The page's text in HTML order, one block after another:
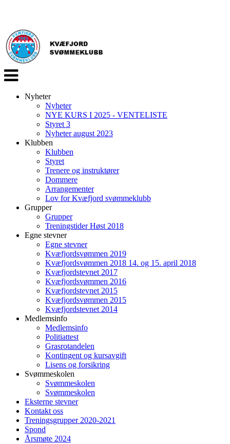
Veksle
navigasjon
Nyheter
Nyheter
NYE KURS I 2025 - VENTELISTE
Styret 3
Nyheter august 2023
Klubben
Klubben
Styret
Trenere og instruktører
Dommere
Arrangementer
Lov for Kvæfjord svømmeklubb
Grupper
Grupper
Treningstider Høst 2018
Egne stevner
Egne stevner
Kvæfjordsvømmen 2019
Kvæfjordsvømmen 2018 14. og 15. april 2018
Kvæfjordstevnet 2017
Kvæfjordsvømmen 2016
Kvæfjordstevnet 2015
Kvæfjordsvømmen 2015
Kvæfjordstevnet 2014
Medlemsinfo
Medlemsinfo
Politiattest
Grasrotandelen
Kontingent og kursavgift
Lisens og forsikring
Svømmeskolen
Svømmeskolen
Svømmeskolen
Eksterne stevner
Kontakt oss
Treningsgrupper 2020-2021
Spond
Årsmøte 2024